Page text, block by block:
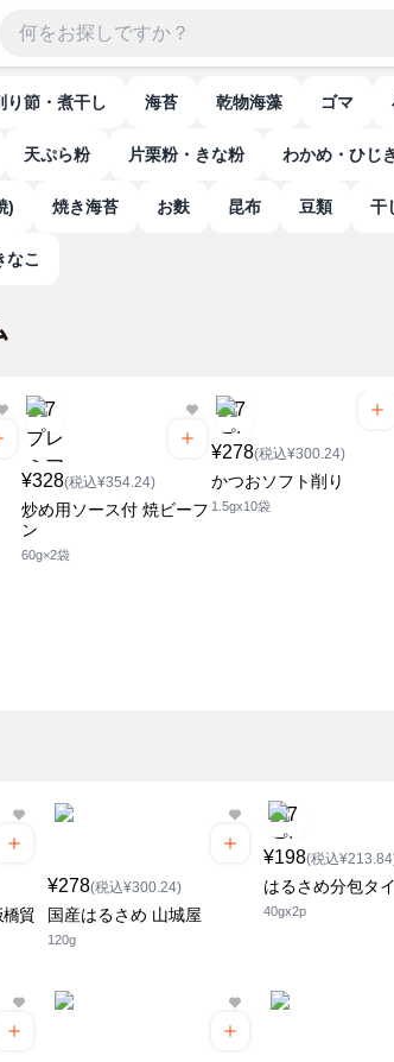
削り節・煮干し 海苔 乾物海藻 ゴマ
天ぷら粉 片栗粉・きな粉 わかめ・ひじ
) 焼き海苔 お麩 昆布 豆類
きなこ
¥328(税込¥354.24)
炒め用ソース付 焼ビーフ
ン
60g×2袋
¥278(税込¥300.24)
かつおソフト削り
1.5gx10袋
貿
¥278(税込¥300.24)
国産はるさめ 山城屋
120g
¥198(税込
はるさめ分包タ
40gx2p